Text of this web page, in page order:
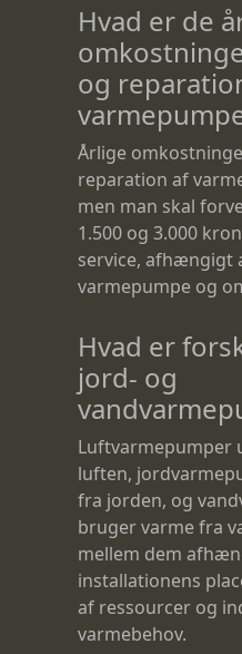
Hvad er de
og
Årlige
reparation af
men man skal
1.500 og 3.000
service, afhængigt
varmepumpe og
Hvad er
jord- og
Luftvarmepumper
luften,
fra jorden, og
bruger varme fra
mellem dem
installationens
af ressourcer og
varmebehov.